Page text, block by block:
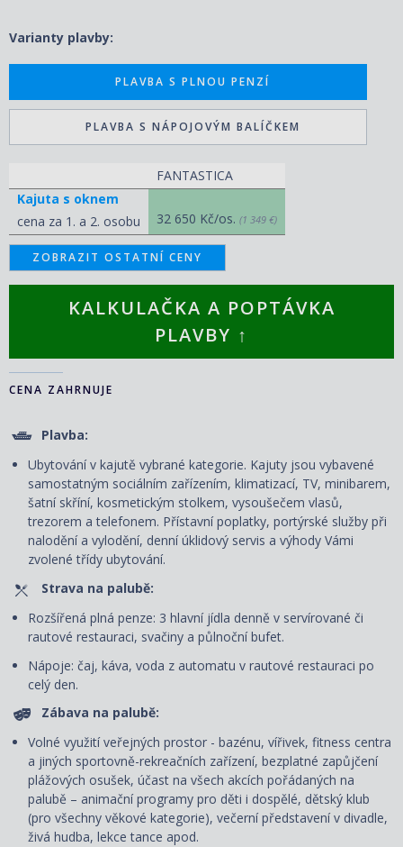
Varianty plavby:
PLAVBA S PLNOU PENZÍ
PLAVBA S NÁPOJOVÝM BALÍČKEM
FANTASTICA
Kajuta s oknem
cena za 1. a 2. osobu
32 650 Kč/os. (1 349 €)
ZOBRAZIT OSTATNÍ CENY
KALKULAČKA A POPTÁVKA
PLAVBY ↑
CENA ZAHRNUJE
Plavba:
Ubytování v kajutě vybrané kategorie. Kajuty jsou vybavené
samostatným sociálním zařízením, klimatizací, TV, minibarem,
šatní skříní, kosmetickým stolkem, vysoušečem vlasů,
trezorem a telefonem. Přístavní poplatky, portýrské služby při
nalodění a vylodění, denní úklidový servis a výhody Vámi
zvolené třídy ubytování.
Strava na palubě:
Rozšířená plná penze: 3 hlavní jídla denně v servírované či
rautové restauraci, svačiny a půlnoční bufet.
Nápoje: čaj, káva, voda z automatu v rautové restauraci po
celý den.
Zábava na palubě:
Volné využití veřejných prostor - bazénu, vířivek, fitness centra
a jiných sportovně-rekreačních zařízení, bezplatné zapůjčení
plážových osušek, účast na všech akcích pořádaných na
palubě – animační programy pro děti i dospělé, dětský klub
(pro všechny věkové kategorie), večerní představení v divadle,
živá hudba, lekce tance apod.